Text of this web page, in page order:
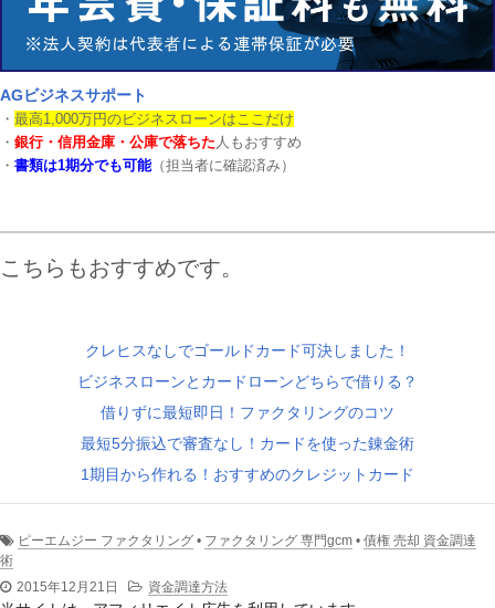
AGビジネスサポート
・ 最高1,000万円のビジネスローンはここだけ
・ 銀行・信用金庫・公庫で落ちた 人もおすすめ
・ 書類は1期分でも可能（担当者に確認済み）
こちらもおすすめです。
クレヒスなしでゴールドカード可決しました！
ビジネスローンとカードローンどちらで借りる？
借りずに最短即日！ファクタリングのコツ
最短5分振込で審査なし！カードを使った錬金術
1期目から作れる！おすすめのクレジットカード
ピーエムジー ファクタリング • ファクタリング 専門gcm • 債権 売却 資金調達
術
2015年12月21日
資金調達方法